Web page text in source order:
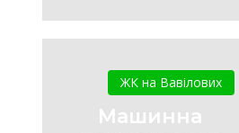
штукатурка
в
квартирі
ЖК на Вавілових
Машинна